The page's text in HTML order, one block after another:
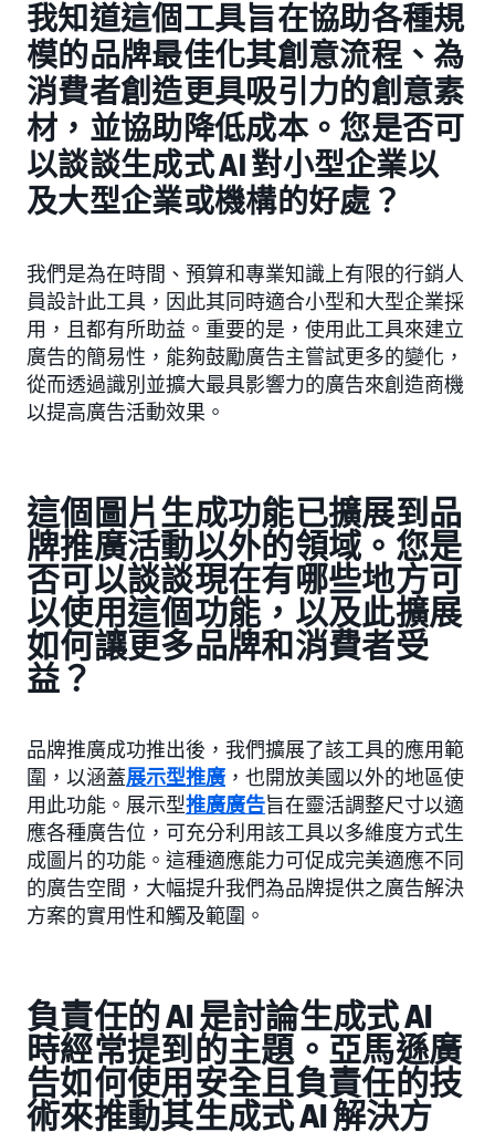
我知道這個工具旨在協助各種規
模的品牌最佳化其創意流程、為
消費者創造更具吸引力的創意素
材，並協助降低成本。您是否可
以談談生成式 AI 對小型企業以
及大型企業或機構的好處？
我們是為在時間、預算和專業知識上有限的行銷人
員設計此工具，因此其同時適合小型和大型企業採
用，且都有所助益。重要的是，使用此工具來建立
廣告的簡易性，能夠鼓勵廣告主嘗試更多的變化，
從而透過識別並擴大最具影響力的廣告來創造商機
以提高廣告活動效果。
這個圖片生成功能已擴展到品
牌推廣活動以外的領域。您是
否可以談談現在有哪些地方可
以使用這個功能，以及此擴展
如何讓更多品牌和消費者受
益？
品牌推廣成功推出後，我們擴展了該工具的應用範
圍，以涵蓋展示型推廣 ，也開放美國以外的地區使
用此功能。展示型推廣廣告旨在靈活調整尺寸以適
應各種廣告位，可充分利用該工具以多維度方式生
成圖片的功能。這種適應能力可促成完美適應不同
的廣告空間，大幅提升我們為品牌提供之廣告解決
方案的實用性和觸及範圍。
負責任的 AI 是討論生成式 AI
時經常提到的主題。亞馬遜廣
告如何使用安全且負責任的技
術來推動其生成式 AI 解決方